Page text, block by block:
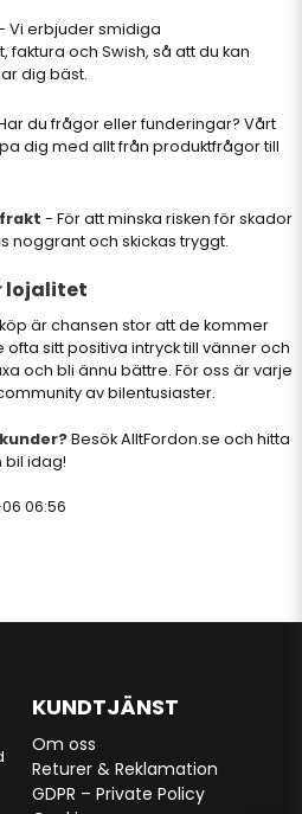
Vi erbjuder smidiga
och Swish, så att du kan
dig bäst.
du frågor eller funderingar? Vårt
dig med allt från produktfrågor till
- För att minska risken för skador
noggrant och skickas tryggt.
lojalitet
är chansen stor att de kommer
sitt positiva intryck till vänner och
och bli ännu bättre. För oss är varje
av bilentusiaster.
BesökAlltFordon.se och hitta
bil idag!
06:56
KUNDTJÄNST
Om oss
Returer & Reklamation
GDPR – Private Policy